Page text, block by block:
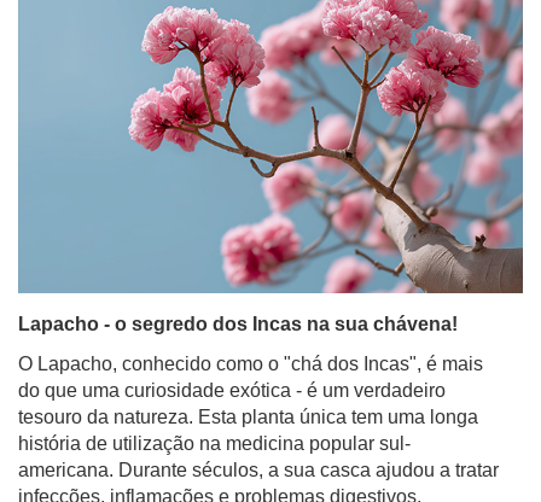
Lapacho - o segredo dos Incas na sua chávena!
O Lapacho, conhecido como o "chá dos Incas", é mais
do que uma curiosidade exótica - é um verdadeiro
história de utilização na medicina popular sul-
americana. Durante séculos, a sua casca ajudou a tratar
infecções, inflamações e problemas digestivos.
Atualmente, está a ganhar popularidade como
ingrediente em chás de ervas e erva-mate. Descubra o
que é a casca de Pau d'Arco, que propriedades tem e
como pode incorporar este ingrediente fascinante na sua